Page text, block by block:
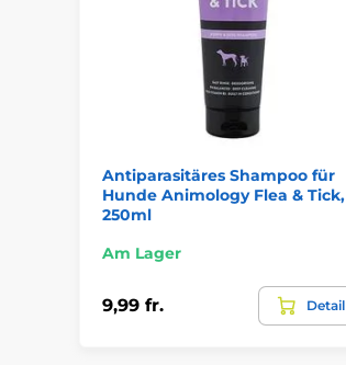
Antiparasitäres Shampoo für
Hunde Animology Flea & Tick,
250ml
Am Lager
9,99 fr. Detail